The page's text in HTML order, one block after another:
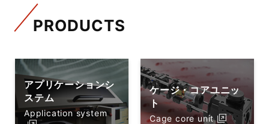
PRODUCTS
アプリケーションシ
ステム
Application system
ケージ・コアユニッ
ト
Cage core unit